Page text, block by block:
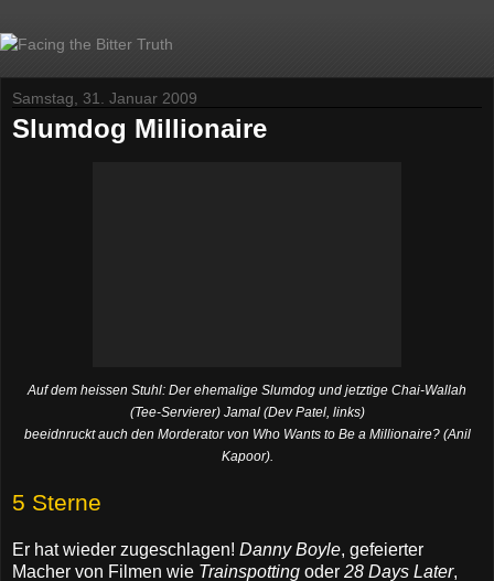
Samstag, 31. Januar 2009
Slumdog Millionaire
Auf dem heissen Stuhl: Der ehemalige Slumdog und jetztige Chai-Wallah
(Tee-Servierer) Jamal (Dev Patel, links)
beeidnruckt auch den Morderator von Who Wants to Be a Millionaire? (Anil
Kapoor).
5 Sterne
Er hat wieder zugeschlagen! Danny Boyle, gefeierter
Macher von Filmen wie Trainspotting oder 28 Days Later,